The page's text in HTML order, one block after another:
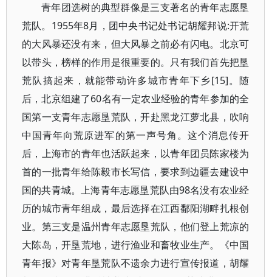
青年团选树的典型群像是三支著名的青年志愿垦
荒队。1955年8月，团中央书记处书记胡耀邦说:开荒
的大风暴还没有来，但大风暴之前必有闪电。北京可
以带头，榜样的作用是很重要的。只有我们首先把垦
荒队搞起来，就能带动许多城市青年下乡[15]。随
后，北京组建了60名有一定农业经验的青年参加的全
国第一支青年志愿垦荒队，开赴黑龙江萝北县，吹响
中国青年向荒原进军的第一声号角。这个消息传开
后，上海市的青年也活跃起来，以青年团员陈家楼为
首的一批青年给陈毅市长写信，要求到边疆去建设中
国的共青城。上海青年志愿垦荒队由98名没有农业经
历的城市青年组成，最后选择在江西鄱阳湖畔扎根创
业。第三支是温州青年志愿垦荒队，他们登上荒凉的
大陈岛，开垦荒地，进行渔业和畜牧业生产。《中国
青年报》对青年垦荒队不遗余力进行宣传报道，胡耀